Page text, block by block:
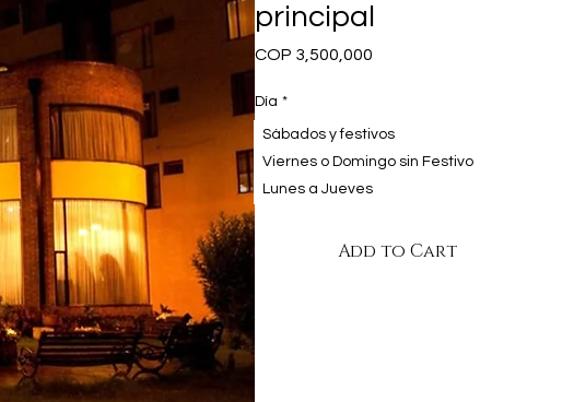
principal
COP 3,500,000
Día *
Sábados y festivos
Viernes o Domingo sin Festivo
Lunes a Jueves
Add to Cart